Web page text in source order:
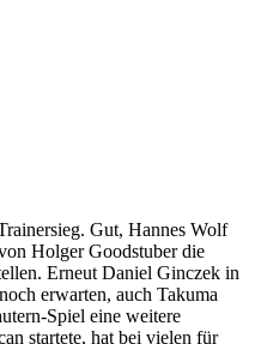
Gut, Hannes Wolf
Holger Goodstuber die
Erneut Daniel Ginczek in
erwarten, auch Takuma
Spiel eine weitere
startete, hat bei vielen für